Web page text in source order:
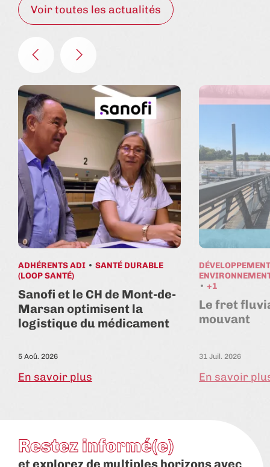
Voir toutes les actualités
ADHÉRENTS ADI
SANTÉ DURABLE
(LOOP SANTÉ)
Sanofi et le CH de Mont-de-
Marsan optimisent la
logistique du médicament
5 Aoû. 2026
En savoir plus
+1
Le fret
mouvant
31 Juil. 2026
En savoir
Restez informé(e)
et explorez de multiples horizons avec